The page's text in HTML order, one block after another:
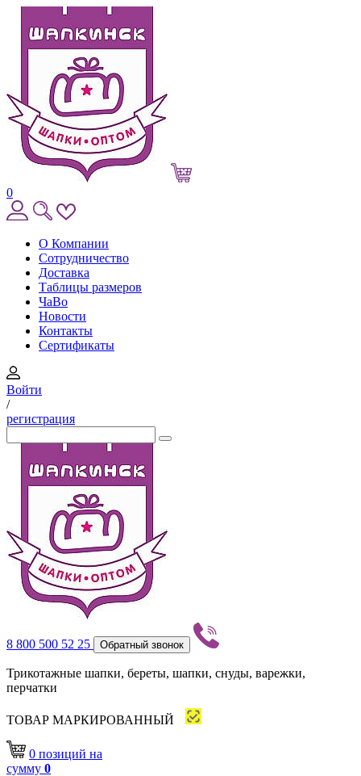
0
О Компании
Сотрудничество
Доставка
Таблицы размеров
ЧаВо
Новости
Контакты
Сертификаты
Войти
/
регистрация
8 800 500 52 25 Обратный звонок
Трикотажные шапки, береты, шапки, снуды, варежки,
перчатки
ТОВАР МАРКИРОВАННЫЙ
0 позиций на
сумму 0